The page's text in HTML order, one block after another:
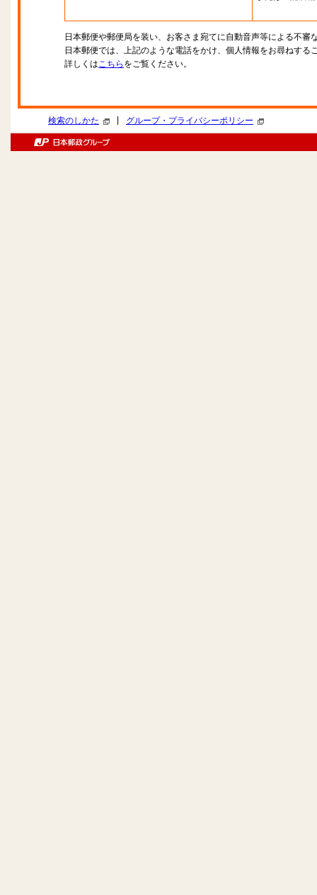
日本郵便や郵便局を装い、お客さま宛てに自動音声等による不審
日本郵便では、上記のような電話をかけ、個人情報をお尋ねする
詳しくはこちら をご覧ください。
検索のしかた グループ・プライバシーポリシー